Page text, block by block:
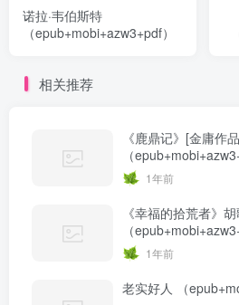
诺拉·韦伯斯特
（epub+mobi+azw3+pdf）
相关推荐
《鹿鼎记》[金庸作
（
1年前
《幸福的拾荒者》
（
1年前
老实好人 （